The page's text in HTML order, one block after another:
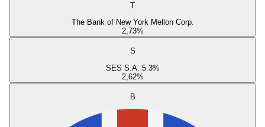
T
The Bank of New York Mellon Corp.
2,73%
S
SES S.A. 5.3%
2,62%
B